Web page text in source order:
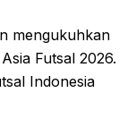
mengukuhkan
Futsal 2026.
Indonesia